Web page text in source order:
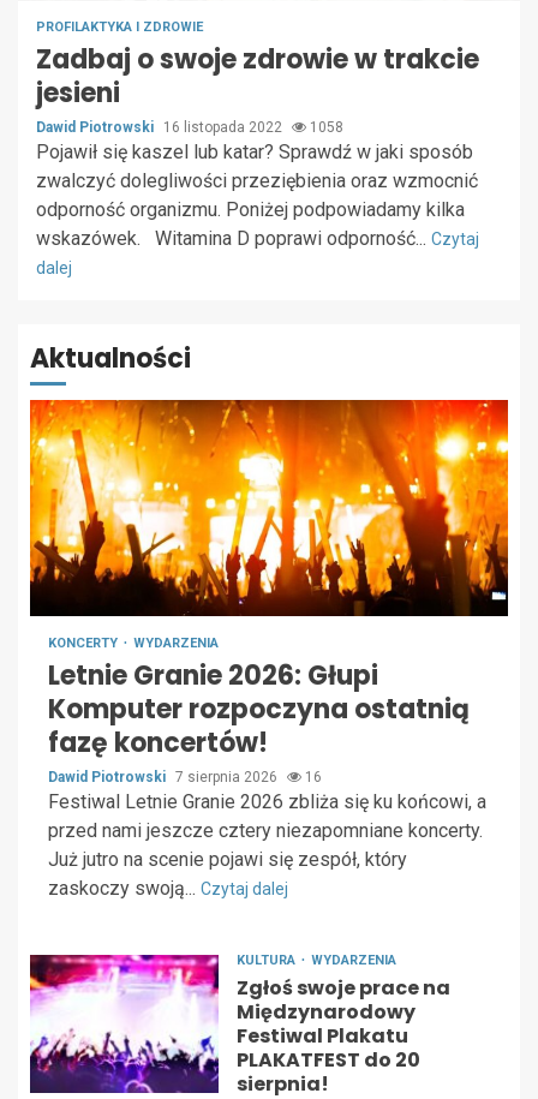
PROFILAKTYKA I ZDROWIE
Zadbaj o swoje zdrowie w trakcie
jesieni
Dawid Piotrowski 16 listopada 2022 1058
Pojawił się kaszel lub katar? Sprawdź w jaki sposób
zwalczyć dolegliwości przeziębienia oraz wzmocnić
odporność organizmu. Poniżej podpowiadamy kilka
wskazówek. Witamina D poprawi odporność... Czytaj
dalej
Aktualności
KONCERTY WYDARZENIA
Letnie Granie 2026: Głupi
Komputer rozpoczyna ostatnią
fazę koncertów!
Dawid Piotrowski 7 sierpnia 2026 16
Festiwal Letnie Granie 2026 zbliża się ku końcowi, a
przed nami jeszcze cztery niezapomniane koncerty.
Już jutro na scenie pojawi się zespół, który
zaskoczy swoją... Czytaj dalej
KULTURA WYDARZENIA
Zgłoś swoje prace na
Międzynarodowy
Festiwal Plakatu
PLAKATFEST do 20
sierpnia!